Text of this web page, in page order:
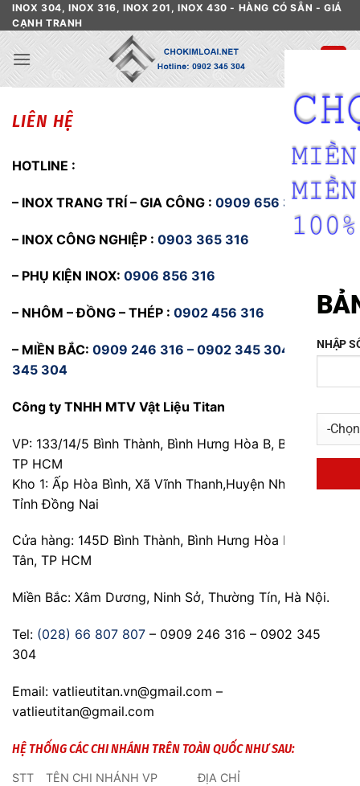
Skip
to
content
INOX 304, INOX 316, INOX 201, INOX 430 - HÀNG CÓ SẴN - GIÁ
CẠNH TRANH
LIÊN HỆ
HOTLINE :
– INOX TRANG TRÍ – GIA CÔNG : 0909 656 316
– INOX CÔNG NGHIỆP : 0903 365 316
– PHỤ KIỆN INOX: 0906 856 316
– NHÔM – ĐỒNG – THÉP : 0902 456 316
– MIỀN BẮC: 0909 246 316 – 0902 345 304 – 0917
345 304
Công ty TNHH MTV Vật Liệu Titan
VP: 133/14/5 Bình Thành, Bình Hưng Hòa B, Bình Tân,
TP HCM
Kho 1: Ấp Hòa Bình, Xã Vĩnh Thanh,Huyện Nhơn Trạch,
Tỉnh Đồng Nai
Cửa hàng: 145D Bình Thành, Bình Hưng Hòa B, Bình
Tân, TP HCM
Miền Bắc: Xâm Dương, Ninh Sở, Thường Tín, Hà Nội.
Tel: (028) 66 807 807 – 0909 246 316 – 0902 345
304
Email: vatlieutitan.vn@gmail.com –
vatlieutitan@gmail.com
HỆ THỐNG CÁC CHI NHÁNH TRÊN TOÀN QUỐC NHƯ SAU:
STT TÊN CHI NHÁNH VP
ĐỊA CHỈ
NHẬP